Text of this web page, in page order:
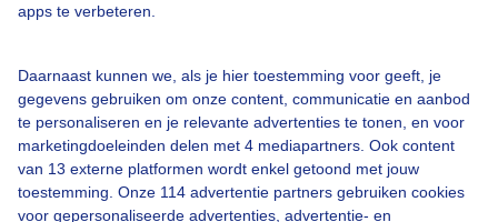
apps te verbeteren.
Daarnaast kunnen we, als je hier toestemming voor geeft, je
gegevens gebruiken om onze content, communicatie en aanbod
te personaliseren en je relevante advertenties te tonen, en voor
marketingdoeleinden delen met 4 mediapartners. Ook content
van 13 externe platformen wordt enkel getoond met jouw
toestemming. Onze 114 advertentie partners gebruiken cookies
voor gepersonaliseerde advertenties, advertentie- en
Buienradar Team
Privacy beleid
Cookie beleid
Privacy instellingen